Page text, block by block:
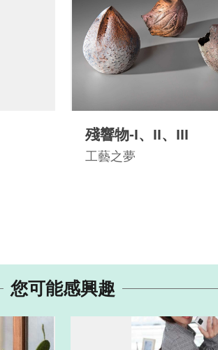
殘響物-I、II、III
工藝之夢
您可能感興趣